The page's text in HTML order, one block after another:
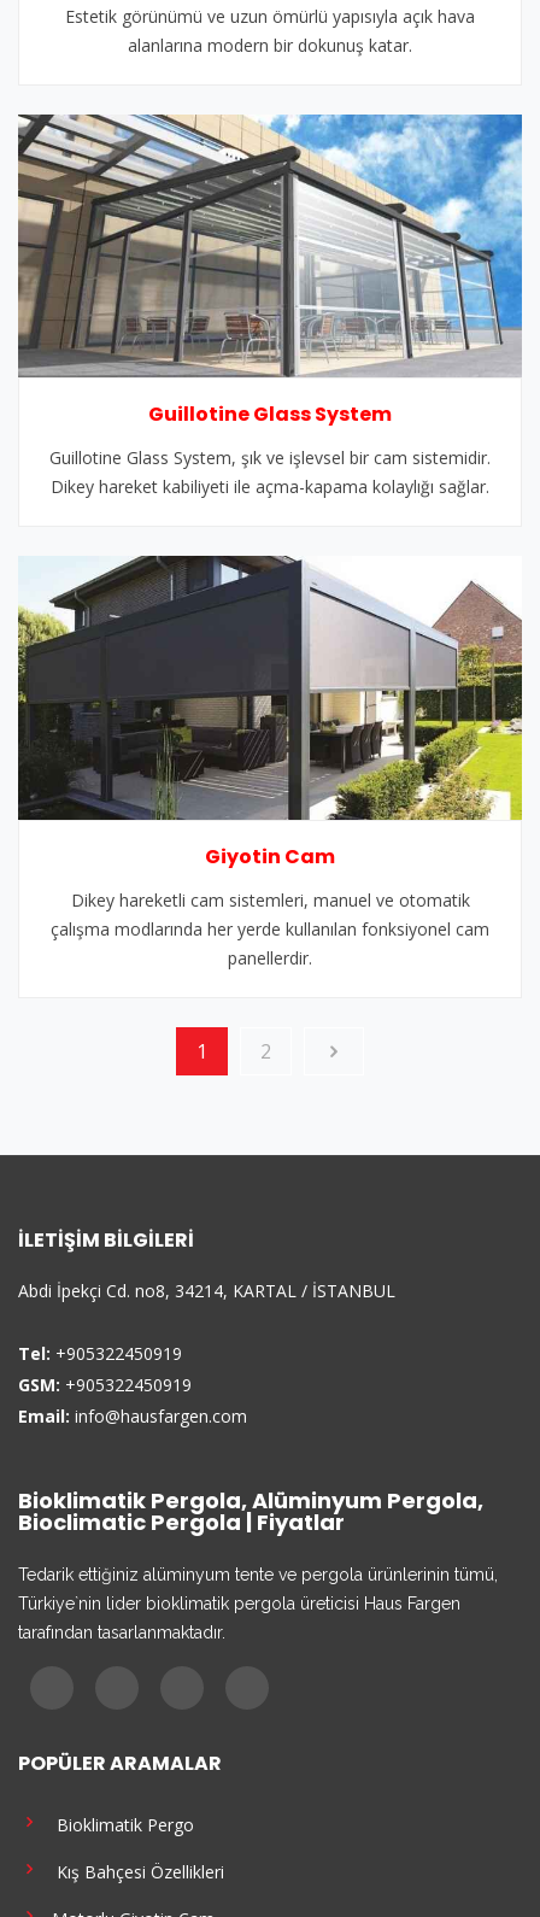
Estetik görünümü ve uzun ömürlü yapısıyla açık hava
alanlarına modern bir dokunuş katar.
Guillotine Glass System
Guillotine Glass System, şık ve işlevsel bir cam sistemidir.
Dikey hareket kabiliyeti ile açma-kapama kolaylığı sağlar.
Giyotin Cam
Dikey hareketli cam sistemleri, manuel ve otomatik
çalışma modlarında her yerde kullanılan fonksiyonel cam
panellerdir.
1 2
İLETIŞIM BILGILERI
Abdi İpekçi Cd. no8, 34214, KARTAL / İSTANBUL
Tel: +905322450919
GSM: +905322450919
Email: info@hausfargen.com
Bioklimatik Pergola, Alüminyum Pergola,
Bioclimatic Pergola | Fiyatlar
Tedarik ettiğiniz alüminyum tente ve pergola ürünlerinin tümü,
Türkiye`nin lider bioklimatik pergola üreticisi Haus Fargen
tarafından tasarlanmaktadır.
POPÜLER ARAMALAR
Bioklimatik Pergo
Kış Bahçesi Özellikleri